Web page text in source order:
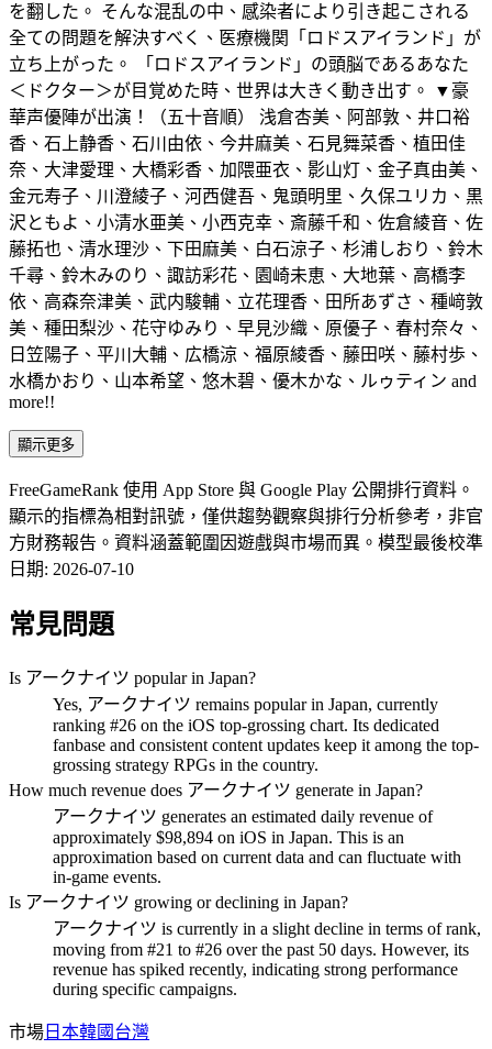
を翻した。 そんな混乱の中、感染者により引き起こされる
全ての問題を解決すべく、医療機関「ロドスアイランド」が
立ち上がった。 「ロドスアイランド」の頭脳であるあなた
＜ドクター＞が目覚めた時、世界は大きく動き出す。 ▼豪
華声優陣が出演！（五十音順） 浅倉杏美、阿部敦、井口裕
香、石上静香、石川由依、今井麻美、石見舞菜香、植田佳
奈、大津愛理、大橋彩香、加隈亜衣、影山灯、金子真由美、
金元寿子、川澄綾子、河西健吾、鬼頭明里、久保ユリカ、黒
沢ともよ、小清水亜美、小西克幸、斎藤千和、佐倉綾音、佐
藤拓也、清水理沙、下田麻美、白石涼子、杉浦しおり、鈴木
千尋、鈴木みのり、諏訪彩花、園崎未恵、大地葉、高橋李
依、高森奈津美、武内駿輔、立花理香、田所あずさ、種﨑敦
美、種田梨沙、花守ゆみり、早見沙織、原優子、春村奈々、
日笠陽子、平川大輔、広橋涼、福原綾香、藤田咲、藤村歩、
水橋かおり、山本希望、悠木碧、優木かな、ルゥティン and
more!!
顯示更多
FreeGameRank 使用 App Store 與 Google Play 公開排行資料。
顯示的指標為相對訊號，僅供趨勢觀察與排行分析參考，非官
方財務報告。資料涵蓋範圍因遊戲與市場而異。 模型最後校準
日期: 2026-07-10
常見問題
Is アークナイツ popular in Japan?
Yes, アークナイツ remains popular in Japan, currently
ranking #26 on the iOS top-grossing chart. Its dedicated
fanbase and consistent content updates keep it among the top-
grossing strategy RPGs in the country.
How much revenue does アークナイツ generate in Japan?
アークナイツ generates an estimated daily revenue of
approximately $98,894 on iOS in Japan. This is an
approximation based on current data and can fluctuate with
in-game events.
Is アークナイツ growing or declining in Japan?
アークナイツ is currently in a slight decline in terms of rank,
moving from #21 to #26 over the past 50 days. However, its
revenue has spiked recently, indicating strong performance
during specific campaigns.
市場 日本韓國 台灣